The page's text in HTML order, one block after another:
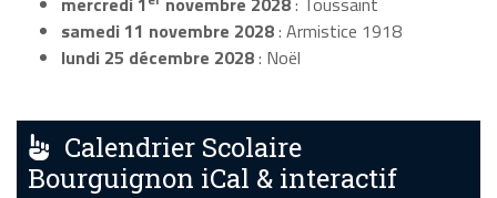
samedi 11 novembre 2028: Armistice 1918
lundi 25 décembre 2028: Noël
Calendrier Scolaire
Bourguignon iCal & interactif